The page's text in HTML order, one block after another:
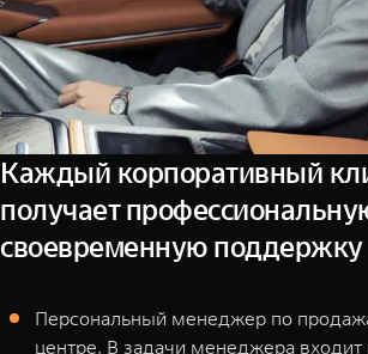
Каждый корпоративный
получает
своевременную поддержку
Персональный менеджер по
центре. В задачи менеджера